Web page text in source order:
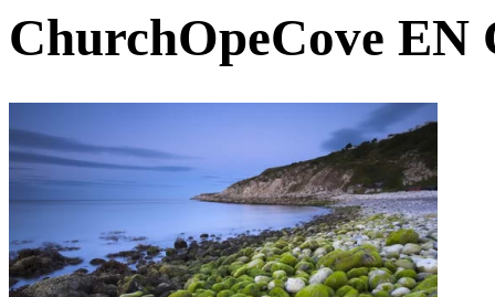
ChurchOpeCove EN